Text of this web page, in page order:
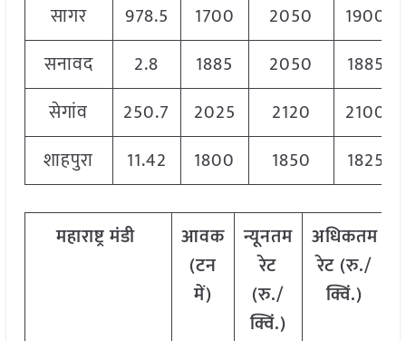
सागर
978.5 1700 2050
1900
सनावद
2.8 1885 2050
1885
सेगांव
250.7 2025 2120
2100
शाहपुरा
11.42 1800 1850 1825
महाराष्ट्रमंडी
आवक
(टन
में)
न्यूनतम
रेट
(रु./
क्विं.)
अधिकतम
रेट (रु./
क्विं.)